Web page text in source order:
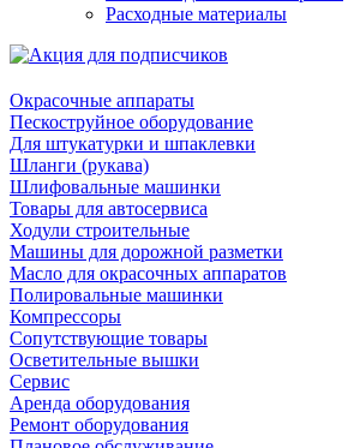
Расходные материалы
Окрасочные аппараты
Пескоструйное оборудование
Для штукатурки и шпаклевки
Шланги (рукава)
Шлифовальные машинки
Товары для автосервиса
Ходули строительные
Машины для дорожной разметки
Масло для окрасочных аппаратов
Полировальные машинки
Компрессоры
Сопутствующие товары
Осветительные вышки
Сервис
Аренда оборудования
Ремонт оборудования